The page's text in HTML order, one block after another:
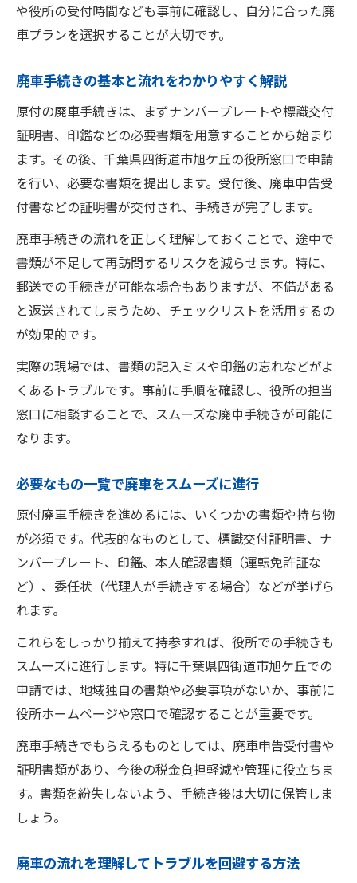
や役所の受付時間なども事前に確認し、自分に合った廃
車プランを選択することが大切です。
廃車手続きの基本と流れをわかりやすく解説
原付の廃車手続きは、まずナンバープレートや標識交付
証明書、印鑑などの必要書類を用意することから始まり
ます。その後、千葉県四街道市旭ケ丘の役所窓口で申請
を行い、必要な書類を提出します。受付後、廃車申告受
付書などの証明書が交付され、手続きが完了します。
廃車手続きの流れを正しく理解しておくことで、途中で
書類が不足して再訪問するリスクを減らせます。特に、
郵送での手続きが可能な場合もありますが、不備がある
と返送されてしまうため、チェックリストを活用するの
が効果的です。
実際の現場では、書類の記入ミスや印鑑の忘れなどがよ
くあるトラブルです。事前に手順を確認し、役所の担当
窓口に相談することで、スムーズな廃車手続きが可能に
なります。
必要なもの一覧で廃車をスムーズに進行
原付廃車手続きを進めるには、いくつかの書類や持ち物
が必須です。代表的なものとして、標識交付証明書、ナ
ンバープレート、印鑑、本人確認書類（運転免許証な
ど）、委任状（代理人が手続きする場合）などが挙げら
れます。
これらをしっかり揃えて持参すれば、役所での手続きも
スムーズに進行します。特に千葉県四街道市旭ケ丘での
申請では、地域独自の書類や必要事項がないか、事前に
役所ホームページや窓口で確認することが重要です。
廃車手続きでもらえるものとしては、廃車申告受付書や
証明書類があり、今後の税金負担軽減や管理に役立ちま
す。書類を紛失しないよう、手続き後は大切に保管しま
しょう。
廃車の流れを理解してトラブルを回避する方法